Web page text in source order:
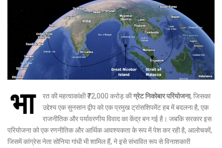
भा रत की महत्वाकांक्षी ₹72,000 करोड़ कीग्रेट निकोबार परियोजना, जिसका
उद्देश्य एक सुनसान द्वीप को एक प्रमुख ट्रांसशिपमेंट हब में बदलना है, एक
राजनीतिक और पर्यावरणीय विवाद का केंद्र बन गई है। जबकि सरकार इस
परियोजना को एक रणनीतिक और आर्थिक आवश्यकता के रूप में पेश कर रही है, आलोचकों,
जिसमें कांग्रेस नेता सोनिया गांधी भी शामिल हैं, ने इसे संभावित रूप से विनाशकारी